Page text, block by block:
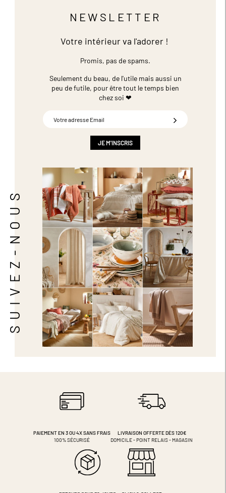
SUIVEZ-NOUS
NEWSLETTER
Votre intérieur va l'adorer !
Promis, pas de spams.
Seulement du beau, de l'utile mais aussi un
peu de futile, pour être tout le temps bien
chez soi ❤
JE M'INSCRIS
PAIEMENT EN 3 OU 4XSANS FRAIS
100% SÉCURISÉ
LIVRAISON OFFERTE DÈS 120€
DOMICILE - POINT RELAIS - MAGASIN